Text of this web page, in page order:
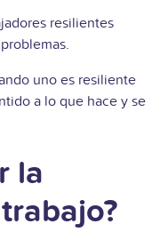
resilientes
uno es resiliente
a lo que hace y se
la